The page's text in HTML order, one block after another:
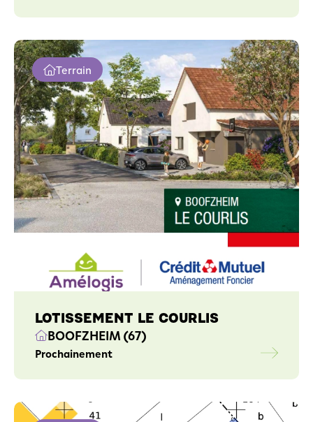
Terrain
LOTISSEMENT LE COURLIS
BOOFZHEIM (67)
Prochainement